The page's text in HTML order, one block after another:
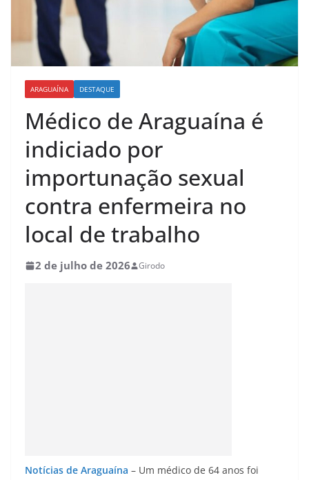
ARAGUAÍNA DESTAQUE
Médico de Araguaína é
indiciado por
importunação sexual
contra enfermeira no
local de trabalho
2 de julho de 2026 Girodo
Notícias de Araguaína – Um médico de 64 anos foi